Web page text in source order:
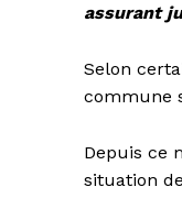
assurant
Selon
commune
Depuis ce
situation